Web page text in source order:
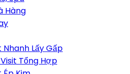
Hàng
Nhanh Lấy Gấp
Tổng Hợp